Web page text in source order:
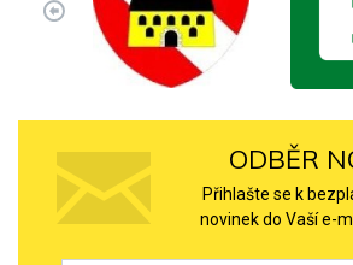
ODBĚR
Přihlašte se k
novinek do Vaší e-